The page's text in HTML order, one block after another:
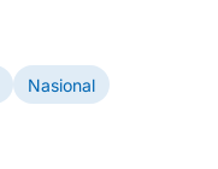
Nasional